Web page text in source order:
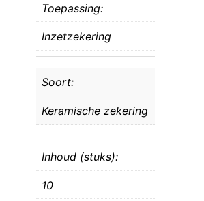
Toepassing:
Inzetzekering
Soort:
Keramische zekering
Inhoud (stuks):
10